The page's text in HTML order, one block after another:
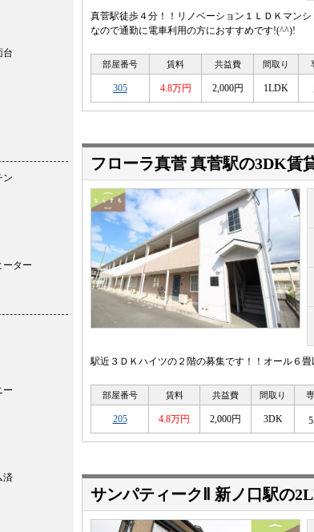
真菅駅徒歩４分！！リノベーション１ＬＤＫマン
なので通勤に電車利用の方におすすめです!(^^)!
部屋番号 賃料 共益費 間取り
305 4.8万円 2,000円 1LDK
フローラ真菅 真菅駅の3DK賃
駅近３ＤＫハイツの２階の募集です！！オール６
部屋番号 賃料 共益費 間取り
205 4.8万円 2,000円 3DK
サンパティークⅡ 新ノ口駅の
台
ン
ーター
ー
済